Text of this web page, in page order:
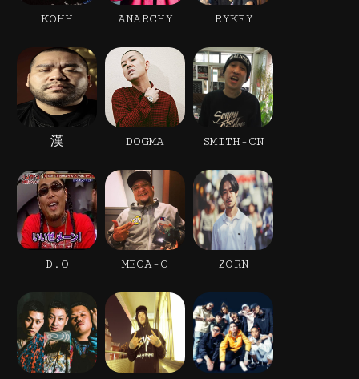
KOHH ANARCHY RYKEY
漢 DOGMA SMITH-CN
D.O MEGA-G ZORN